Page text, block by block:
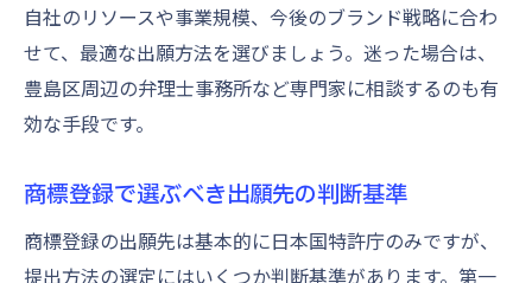
自社のリソースや事業規模、今後のブランド戦略に合わ
せて、最適な出願方法を選びましょう。迷った場合は、
豊島区周辺の弁理士事務所など専門家に相談するのも有
効な手段です。
商標登録で選ぶべき出願先の判断基準
商標登録の出願先は基本的に日本国特許庁のみですが、
提出方法の選定にはいくつか判断基準があります。第一